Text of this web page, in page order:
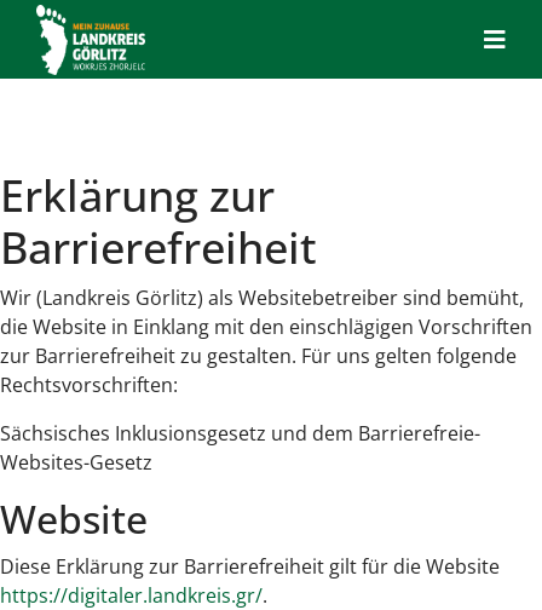
Erklärung zur
Barrierefreiheit
Wir (Landkreis Görlitz) als Websitebetreiber sind bemüht,
die Website in Einklang mit den einschlägigen Vorschriften
zur Barrierefreiheit zu gestalten. Für uns gelten folgende
Rechtsvorschriften:
Sächsisches Inklusionsgesetz und dem Barrierefreie-
Websites-Gesetz
Website
Diese Erklärung zur Barrierefreiheit gilt für die Website
https://digitaler.landkreis.gr/.